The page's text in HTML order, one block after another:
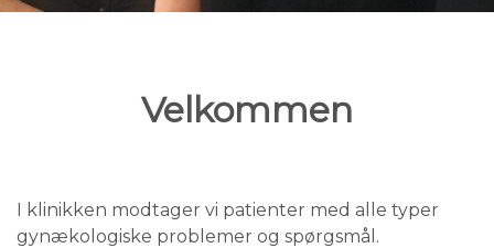
Velkommen
I klinikken modtager vi patienter med alle typer
gynækologiske problemer og spørgsmål.